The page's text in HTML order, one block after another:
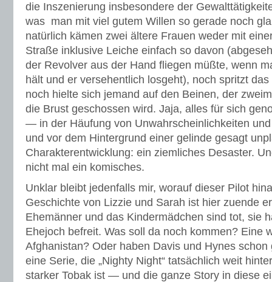
die Inszenierung insbesondere der
was man mit viel gutem Willen so gerade noch
natürlich kämen zwei ältere Frauen weder mit
Straße inklusive Leiche einfach so davon
der Revolver aus der Hand fliegen müßte, wenn
hält und er versehentlich losgeht), noch spritzt
noch hielte sich jemand auf den Beinen, der
die Brust geschossen wird. Jaja, alles für sich
— in der Häufung von Unwahrscheinlichkeiten
und vor dem Hintergrund einer gelinde gesagt
Charakterentwicklung: ein ziemliches Desaster.
nicht mal ein komisches.
Unklar bleibt jedenfalls mir, worauf dieser Pilot
Geschichte von Lizzie und Sarah ist hier zuende
Ehemänner und das Kindermädchen sind tot, sie
Ehejoch befreit. Was soll da noch kommen? Eine
Afghanistan? Oder haben Davis und Hynes
eine Serie, die „Nighty Night“ tatsächlich weit
starker Tobak ist — und die ganze Story in diese